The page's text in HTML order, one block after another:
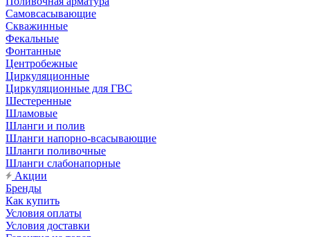
Самовсасывающие
Скважинные
Фекальные
Фонтанные
Центробежные
Циркуляционные
Циркуляционные для ГВС
Шестеренные
Шламовые
Шланги и полив
Шланги напорно-всасывающие
Шланги поливочные
Шланги слабонапорные
Акции
Бренды
Как купить
Условия оплаты
Условия доставки